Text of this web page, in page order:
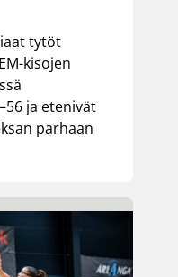
tytöt
kisojen
ja etenivät
parhaan